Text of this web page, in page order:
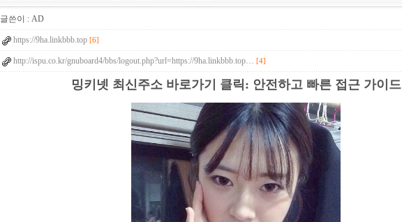
글쓴이 : AD
https://9ha.linkbbb.top [6]
http://ispu.co.kr/gnuboard4/bbs/logout.php?url=https://9ha.linkbbb.top… [4]
밍키넷 최신주소 바로가기 클릭: 안전하고 빠른 접근 가이드